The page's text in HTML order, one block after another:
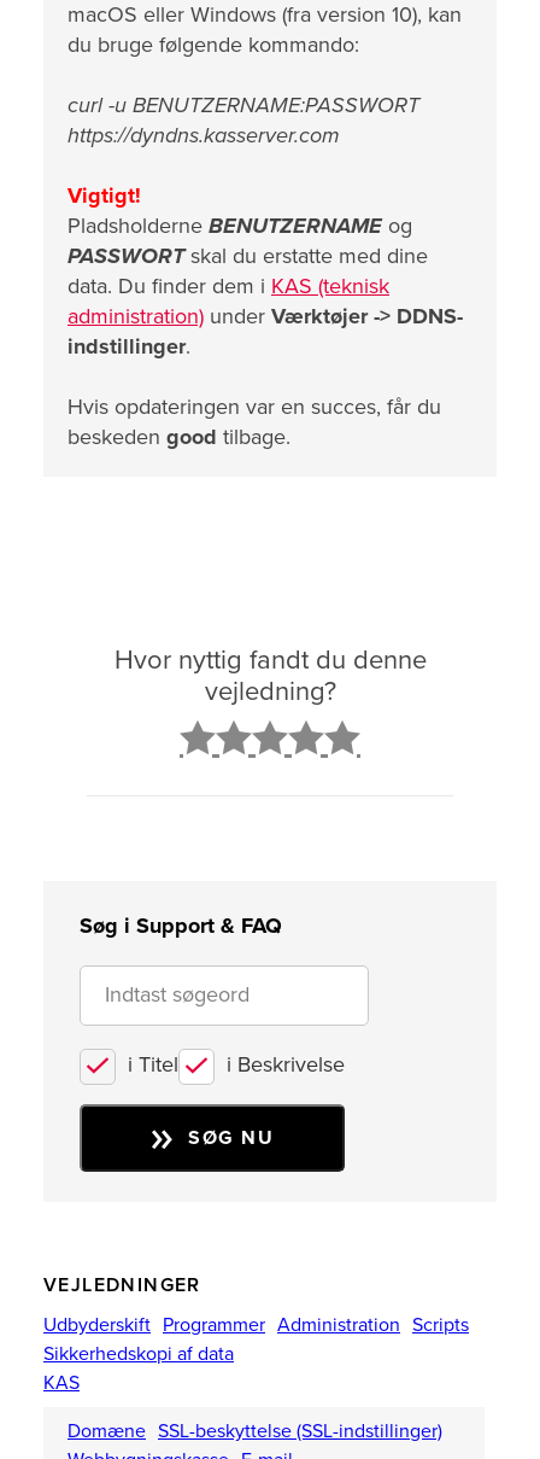
macOS eller Windows (fra version 10), kan
du bruge følgende kommando:
curl -u BENUTZERNAME:PASSWORT
https://dyndns.kasserver.com
Vigtigt!
Pladsholderne BENUTZERNAMEog
PASSWORTskal du erstatte med dine
data. Du finder dem i KAS (teknisk
administration) under Værktøjer -> DDNS-
indstillinger.
Hvis opdateringen var en succes, får du
beskeden good tilbage.
Hvor nyttig fandt du denne
vejledning?
Søg i Support & FAQ
i Titel i Beskrivelse
SØG NU
VEJLEDNINGER
Udbyderskift Programmer Administration Scripts
Sikkerhedskopi af data
KAS
Domæne SSL-beskyttelse (SSL-indstillinger)